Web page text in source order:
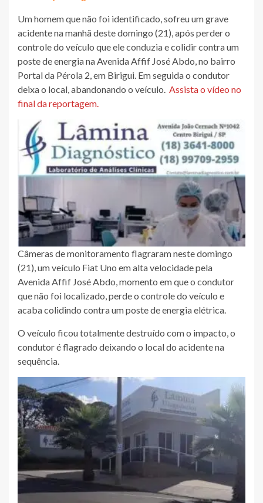
Um homem que não foi identificado, sofreu um grave
acidente na manhã deste domingo (21), após perder o
controle do veículo que ele conduzia e colidir contra um
poste de energia na Avenida Affif José Abdo, no bairro
Portal da Pérola 2, em Birigui. Em seguida o condutor
deixa o local, abandonando o veículo. Assista o vídeo no
final da reportagem.
Câmeras de monitoramento flagraram neste domingo
(21), um veículo Fiat Uno em alta velocidade pela
Avenida Affif José Abdo, momento em que o condutor
que não foi localizado, perde o controle do veículo e
acaba colidindo contra um poste de energia elétrica.
O veículo ficou totalmente destruído com o impacto, o
condutor é flagrado deixando o local do acidente na
sequência.